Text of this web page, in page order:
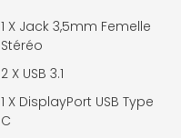
1 X Jack 3,5mm Femelle
Stéréo
2 X USB 3.1
1 X DisplayPort USB Type
C